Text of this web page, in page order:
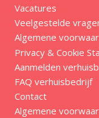
Vacatures
Veelgestelde
Algemene
Privacy & Cookie
Aanmelden
FAQ verhuisbedrijf
Contact
Algemene